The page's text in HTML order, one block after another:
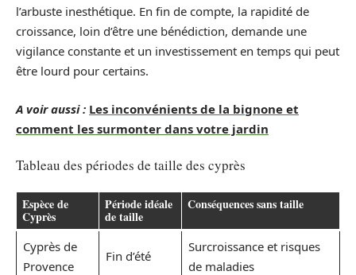
l’arbuste inesthétique. En fin de compte, la rapidité de
croissance, loin d’être une bénédiction, demande une
vigilance constante et un investissement en temps qui peut
être lourd pour certains.
A voir aussi : Les inconvénients de la bignone et
comment les surmonter dans votre jardin
Tableau des périodes de taille des cyprès
Espèce de
Cyprès
Période idéale
de taille
Conséquences sans taille
Cyprès de
Provence
Fin d’été
Surcroissance et risques
de maladies